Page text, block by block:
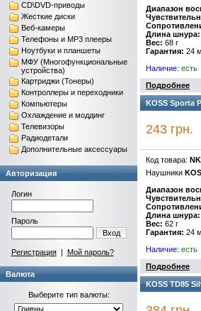
CD\DVD-приводы
Жесткие диски
Веб-камеры
Телефоны и MP3 плееры
Ноутбуки и планшеты
МФУ (Многофункциональные
устройства)
Картриджи (Тонеры)
Контроллеры и переходники
Компьютеры
Охлаждение и моддинг
Телевизоры
Радиодетали
Дополнительные аксессуары
Авторизация
Логин
Пароль
Вход
Регистрация| Мой пароль?
Валюта
Выберите тип валюты:
Диапазон
Длина шнура:
Вес: 68 г
Гарантия: 24
Наличие: есть
Подробнее
KOSS Sporta
243 грн.
Код товара:
Наушники
Диапазон
Длина шнура:
Вес: 62 г
Гарантия: 24
Наличие: есть
Подробнее
KOSS TD85